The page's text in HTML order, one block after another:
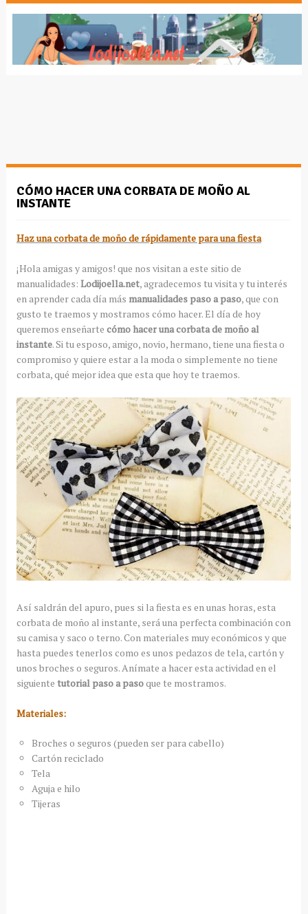
CÓMO HACER UNA CORBATA DE MOÑO AL
INSTANTE
Haz una corbata de moño de rápidamente para una fiesta
¡Hola amigas y amigos! que nos visitan a este sitio de
manualidades: Lodijoella.net, agradecemos tu visita y tu interés
en aprender cada día más manualidades paso a paso, que con
gusto te traemos y mostramos cómo hacer. El día de hoy
queremos enseñarte cómo hacer una corbata de moño al
instante. Si tu esposo, amigo, novio, hermano, tiene una fiesta o
compromiso y quiere estar a la moda o simplemente no tiene
corbata, qué mejor idea que esta que hoy te traemos.
Así saldrán del apuro, pues si la fiesta es en unas horas, esta
corbata de moño al instante, será una perfecta combinación con
su camisa y saco o terno. Con materiales muy económicos y que
hasta puedes tenerlos como es unos pedazos de tela, cartón y
unos broches o seguros. Anímate a hacer esta actividad en el
siguiente tutorial paso a pasoque te mostramos.
Materiales:
Broches o seguros (pueden ser para cabello)
Cartón reciclado
Tela
Aguja e hilo
Tijeras